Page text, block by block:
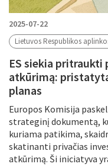
2025-07-22
Lietuvos Respublikos
ES siekia
atkūrimą:
planas
Europos Komisija
strateginį dokumentą,
kuriama patikima,
skatinanti privačias
atkūrimą. Ši iniciatyva